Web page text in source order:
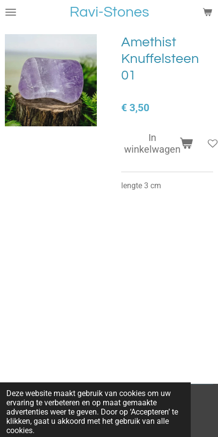
Deze website maakt gebruik van cookies om uw
ervaring te verbeteren en op maat gemaakte
advertenties weer te geven. Door op ‘Accepteren’ te
klikken, gaat u akkoord met het gebruik van alle
cookies.
Ga
naar
hoofdinhoud
Ravi-Stones
Amethist
Knuffelsteen
01
€ 3,50
In
winkelwagen
lengte 3 cm
© 2026 Ravi-Stones